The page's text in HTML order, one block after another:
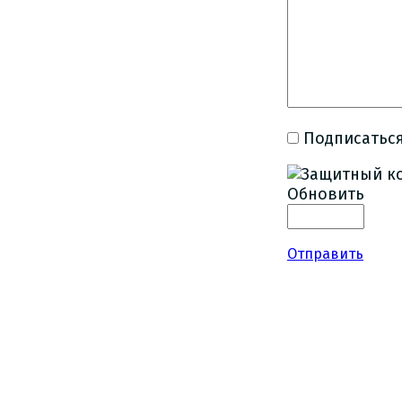
Обновить
Отправить